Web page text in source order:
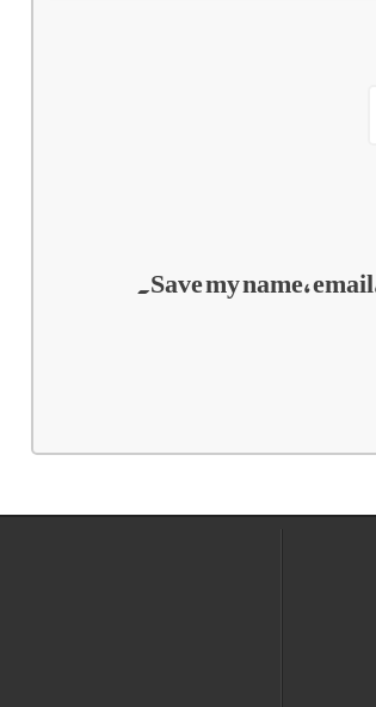
Save my name,